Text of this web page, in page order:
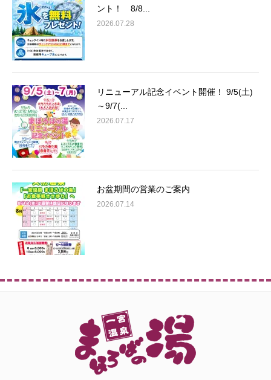
ント！ 8/8...
2026.07.28
リニューアル記念イベント開催！ 9/5(土)
～9/7(...
2026.07.17
お盆期間の営業のご案内
2026.07.14